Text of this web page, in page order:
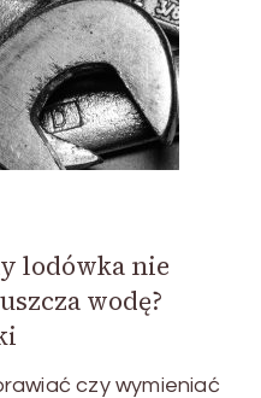
lodówka nie
wodę?
czy wymieniać